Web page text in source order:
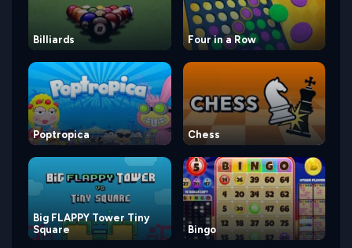
Billiards Four in a Row
Poptropica Chess
Big FLAPPY Tower Tiny
Square
Bingo